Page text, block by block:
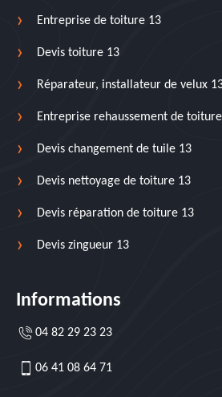
Entreprise de toiture 13
Devis toiture 13
Réparateur, installateur de velux
Entreprise rehaussement de
Devis changement de tuile 13
Devis nettoyage de toiture 13
Devis réparation de toiture 13
Devis zingueur 13
Informations
04 82 29 23 23
06 41 08 64 71